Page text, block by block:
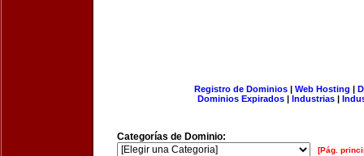
Registro de Dominios| Web Hosting |
Dominios Expirados | Industrias |
Categorías de Dominio:
[Pág.